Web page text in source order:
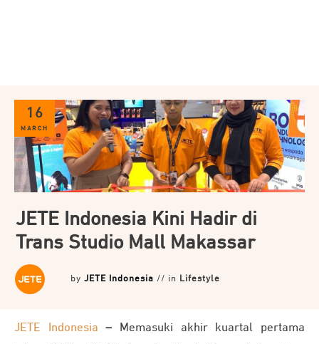
16
MARCH
JETE Indonesia Kini Hadir di
Trans Studio Mall Makassar
by JETE Indonesia // in Lifestyle
JETE Indonesia –
Memasuki akhir kuartal pertama